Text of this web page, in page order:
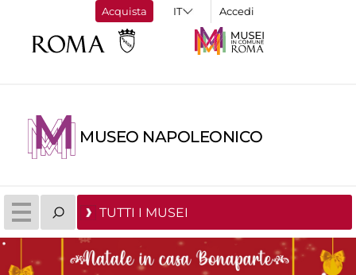
Acquista Accedi
MUSEO NAPOLEONICO
TUTTI I MUSEI